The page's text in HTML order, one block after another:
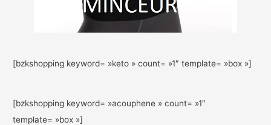
[bzkshopping keyword= »keto » count= »1″ template= »box »]
[bzkshopping keyword= »acouphene » count= »1″
template= »box »]